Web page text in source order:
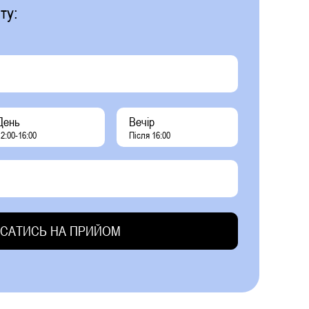
16:00
Вечір
Після 16:00